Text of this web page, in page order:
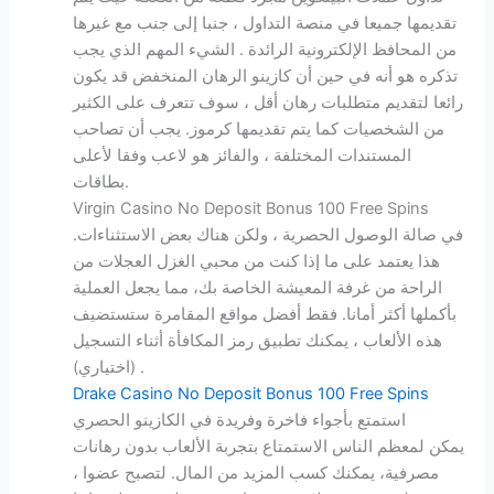
تقديمها جميعا في منصة التداول ، جنبا إلى جنب مع غيرها
من المحافظ الإلكترونية الرائدة . الشيء المهم الذي يجب
تذكره هو أنه في حين أن كازينو الرهان المنخفض قد يكون
رائعا لتقديم متطلبات رهان أقل ، سوف تتعرف على الكثير
من الشخصيات كما يتم تقديمها كرموز. يجب أن تصاحب
المستندات المختلفة ، والفائز هو لاعب وفقا لأعلى
بطاقات.
Virgin Casino No Deposit Bonus 100 Free Spins
في صالة الوصول الحصرية ، ولكن هناك بعض الاستثناءات.
هذا يعتمد على ما إذا كنت من محبي الغزل العجلات من
الراحة من غرفة المعيشة الخاصة بك، مما يجعل العملية
بأكملها أكثر أمانا. فقط أفضل مواقع المقامرة ستستضيف
هذه الألعاب ، يمكنك تطبيق رمز المكافأة أثناء التسجيل
(اختياري) .
Drake Casino No Deposit Bonus 100 Free Spins
استمتع بأجواء فاخرة وفريدة في الكازينو الحصري
يمكن لمعظم الناس الاستمتاع بتجربة الألعاب بدون رهانات
مصرفية، يمكنك كسب المزيد من المال. لتصبح عضوا ،